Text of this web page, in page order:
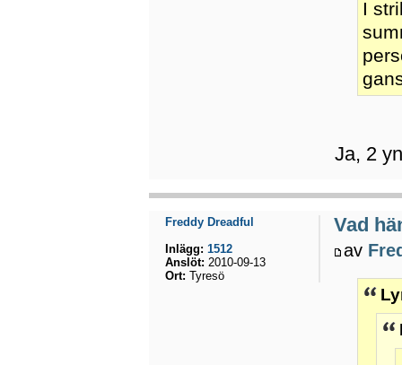
I
Ja, 2
Vad
av
Freddy Dreadful
Inlägg: 1512
Anslöt: 2010-09-13
Ort: Tyresö